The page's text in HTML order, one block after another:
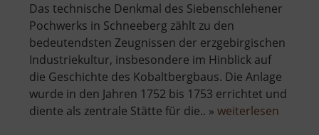
Das technische Denkmal des Siebenschlehener
Pochwerks in Schneeberg zählt zu den
bedeutendsten Zeugnissen der erzgebirgischen
Industriekultur, insbesondere im Hinblick auf
die Geschichte des Kobaltbergbaus. Die Anlage
wurde in den Jahren 1752 bis 1753 errichtet und
diente als zentrale Stätte für die.. » weiterlesen